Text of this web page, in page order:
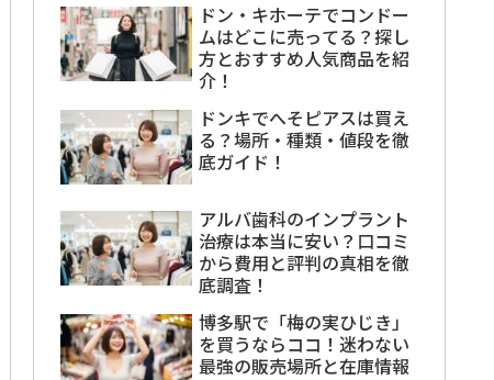
ドン・キホーテでコンドー
ムはどこに売ってる？探し
方とおすすめ人気商品を紹
介！
ドンキでへそピアスは買え
る？場所・種類・値段を徹
底ガイド！
アルバ歯科のインプラント
治療は本当に安い？口コミ
から費用と評判の真相を徹
底調査！
博多駅で「梅の実ひじき」
を買うならココ！迷わない
最強の販売場所と在庫情報